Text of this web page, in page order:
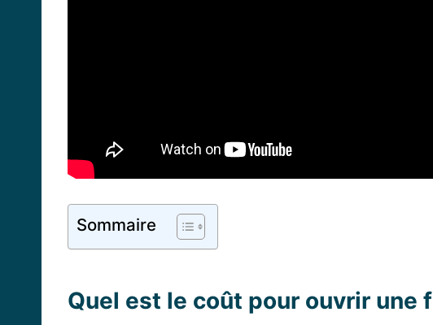
Sommaire
Quel est le coût pour ouvrir une